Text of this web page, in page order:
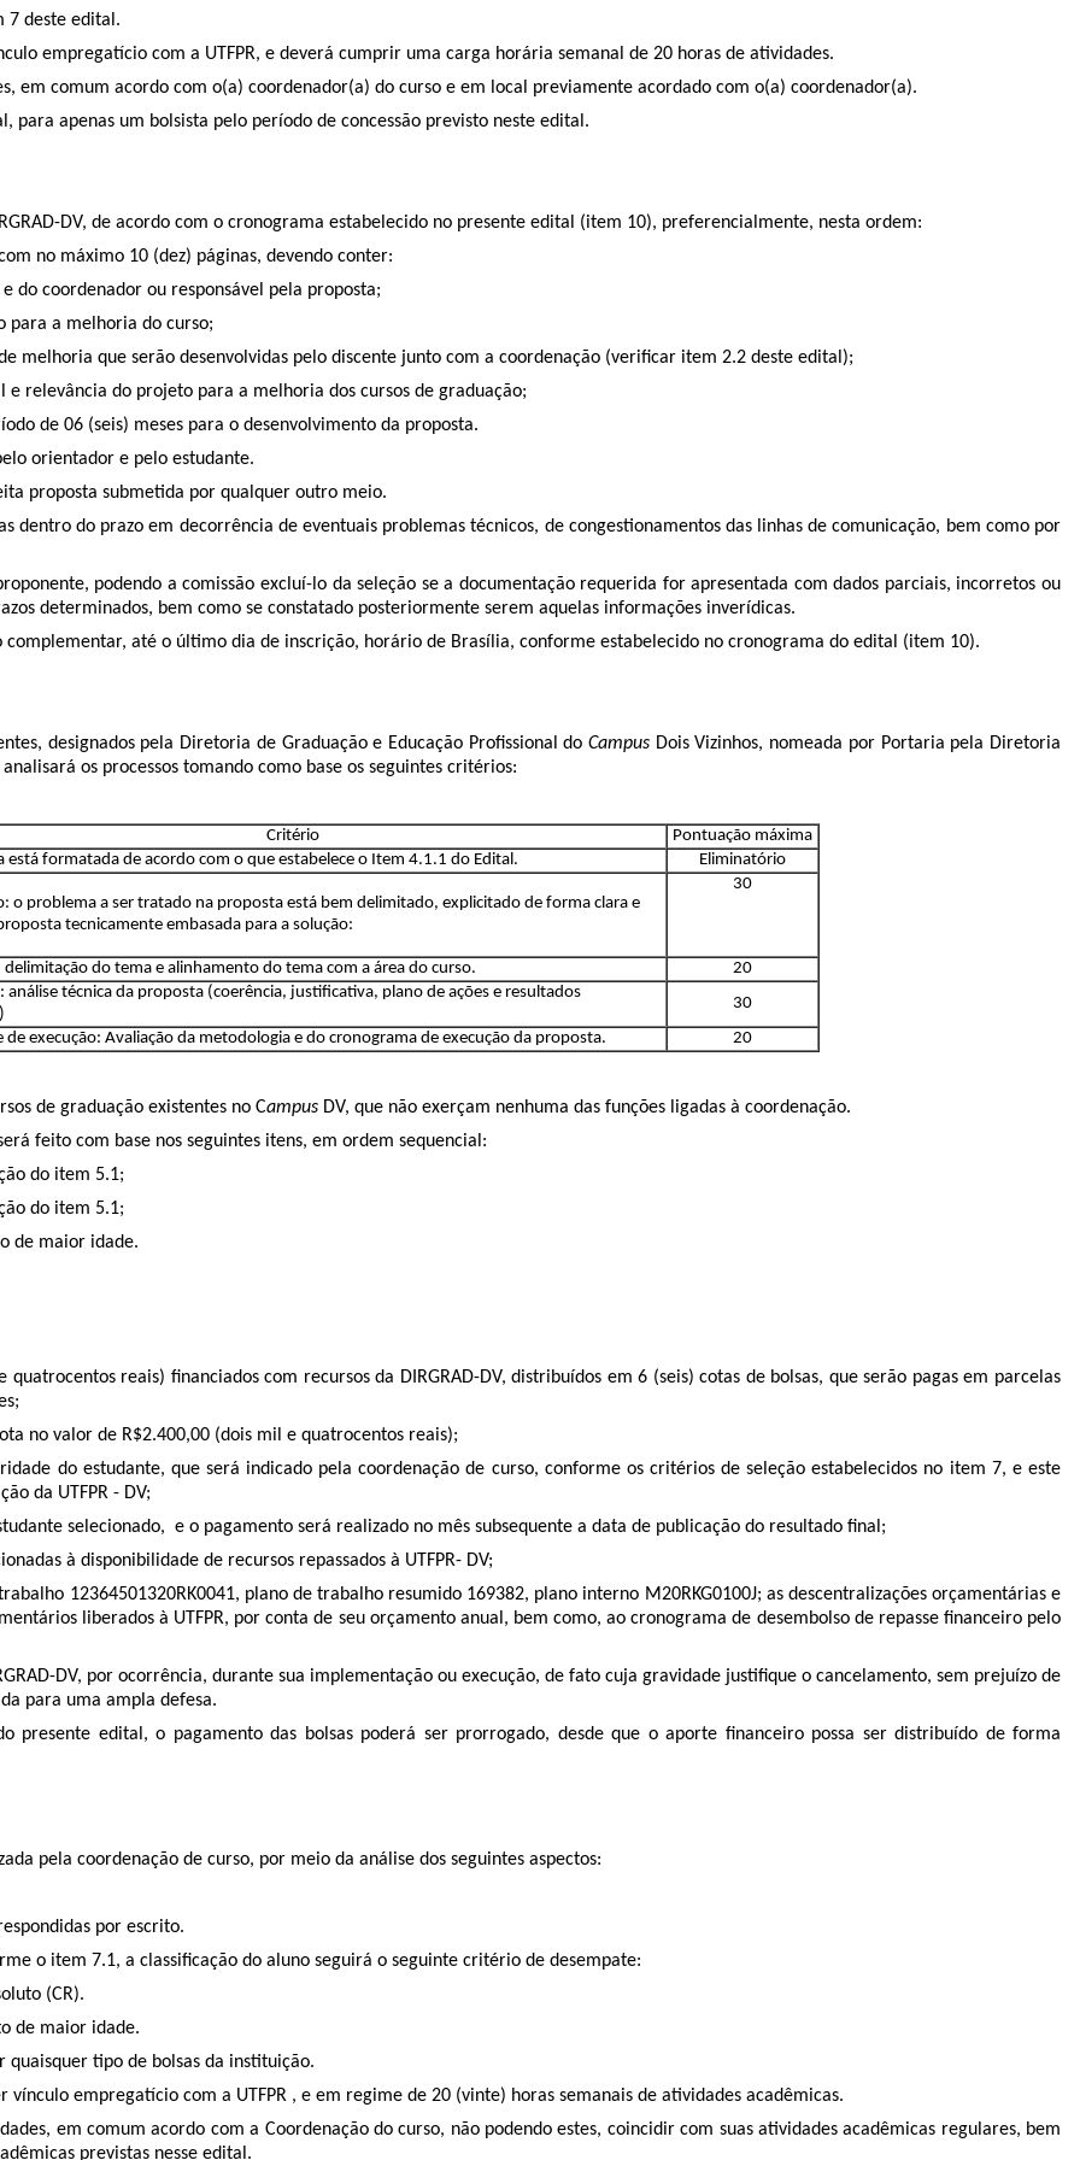
7 deste edital.
empregatício com a UTFPR, e deverá cumprir uma carga horária semanal de 20 horas de atividades.
em comum acordo com o(a) coordenador(a) do curso e em local previamente acordado com o(a) coordenador(a).
para apenas um bolsista pelo período de concessão previsto neste edital.
DV, de acordo com o cronograma estabelecido no presente edital (item 10), preferencialmente, nesta ordem:
no máximo 10 (dez) páginas, devendo conter:
do coordenador ou responsável pela proposta;
para a melhoria do curso;
melhoria que serão desenvolvidas pelo discente junto com a coordenação (verificar item 2.2 deste edital);
relevância do projeto para a melhoria dos cursos de graduação;
de 06 (seis) meses para o desenvolvimento da proposta.
orientador e pelo estudante.
proposta submetida por qualquer outro meio.
dentro do prazo em decorrência de eventuais problemas técnicos, de congestionamentos das linhas de comunicação, bem como por
podendo a comissão excluí-lo da seleção se a documentação requerida for apresentada com dados parciais, incorretos ou
determinados, bem como se constatado posteriormente serem aquelas informações inverídicas.
até o último dia de inscrição, horário de Brasília, conforme estabelecido no cronograma do edital (item 10).
designados pela Diretoria de Graduação e Educação Profissional doCampus Dois Vizinhos, nomeada por Portaria pela Diretoria
os processos tomando como base os seguintes critérios:
Critério
Pontuação máxima
está formatada de acordo com o que estabelece o Item 4.1.1 do Edital.
Eliminatório
o problema a ser tratado na proposta está bem delimitado, explicitado de forma clara e
tecnicamente embasada para a solução:
30
delimitação do tema e alinhamento do tema com a área do curso.
20
análise técnica da proposta (coerência, justificativa, plano de ações e resultados
30
de execução: Avaliação da metodologia e do cronograma de execução da proposta.
20
de graduação existentes no Campus DV, que não exerçam nenhuma das funções ligadas à coordenação.
feito com base nos seguintes itens, em ordem sequencial:
do item 5.1;
do item 5.1;
de maior idade.
reais) financiados com recursos da DIRGRAD-DV, distribuídos em 6 (seis) cotas de bolsas, que serão pagas em parcelas
no valor de R$2.400,00 (dois mil e quatrocentos reais);
do estudante, que será indicado pela coordenação de curso, conforme os critérios de seleção estabelecidos no item 7, e este
da UTFPR - DV;
selecionado, e o pagamento será realizado no mês subsequente a data de publicação do resultado final;
à disponibilidade de recursos repassados à UTFPR- DV;
12364501320RK0041, plano de trabalho resumido 169382, plano interno M20RKG0100J; as descentralizações orçamentárias e
liberados à UTFPR, por conta de seu orçamento anual, bem como, ao cronograma de desembolso de repasse financeiro pelo
DV, por ocorrência, durante sua implementação ou execução, de fato cuja gravidade justifique o cancelamento, sem prejuízo de
para uma ampla defesa.
presente edital, o pagamento das bolsas poderá ser prorrogado, desde que o aporte financeiro possa ser distribuído de forma
pela coordenação de curso, por meio da análise dos seguintes aspectos:
por escrito.
o item 7.1, a classificação do aluno seguirá o seguinte critério de desempate:
(CR).
de maior idade.
tipo de bolsas da instituição.
vínculo empregatício com a UTFPR , e em regime de 20 (vinte) horas semanais de atividades acadêmicas.
em comum acordo com a Coordenação do curso, não podendo estes, coincidir com suas atividades acadêmicas regulares, bem
previstas nesse edital.